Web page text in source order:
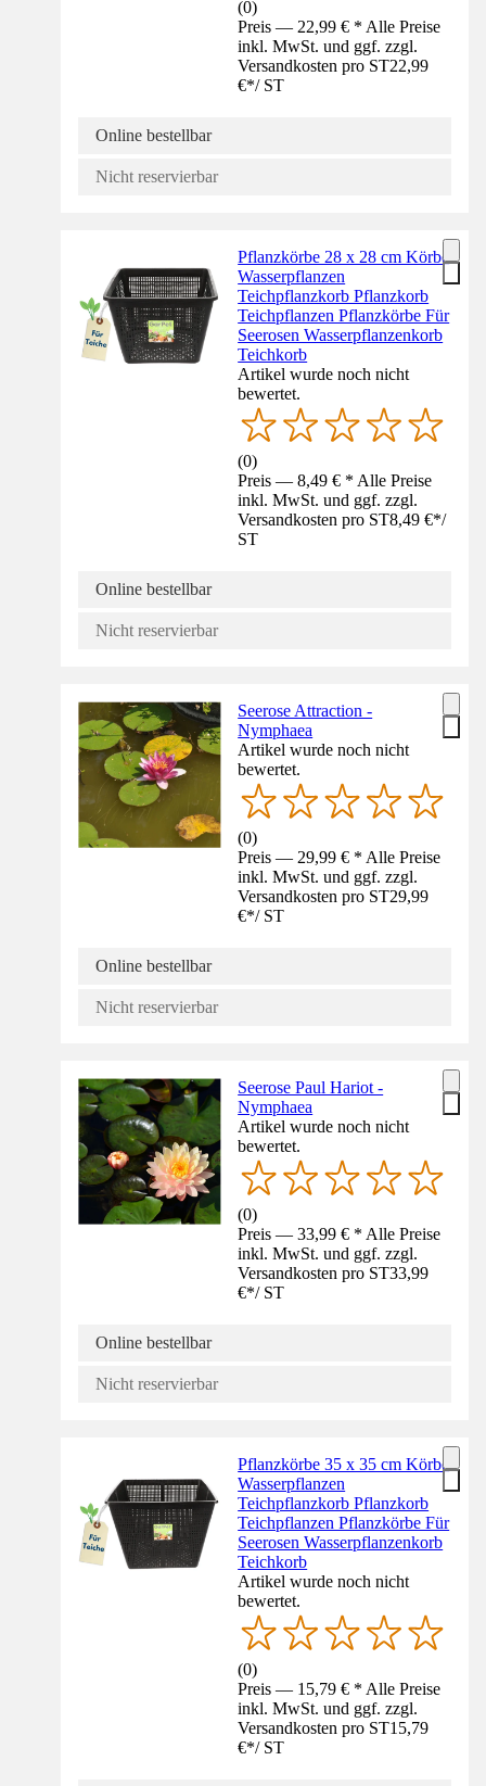
(0)
Preis — 22,99 € * Alle Preise
inkl. MwSt. und ggf. zzgl.
Versandkosten pro ST22,99
€*/ ST
Online bestellbar
Nicht reservierbar
Pflanzkörbe 28 x 28 cm Körbe
Wasserpflanzen
Teichpflanzkorb Pflanzkorb
Teichpflanzen Pflanzkörbe Für
Seerosen Wasserpflanzenkorb
Teichkorb
Artikel wurde noch nicht
bewertet.
(0)
Preis — 8,49 € * Alle Preise
inkl. MwSt. und ggf. zzgl.
Versandkosten pro ST8,49 €*/
ST
Online bestellbar
Nicht reservierbar
Seerose Attraction -
Nymphaea
Artikel wurde noch nicht
bewertet.
(0)
Preis — 29,99 € * Alle Preise
inkl. MwSt. und ggf. zzgl.
Versandkosten pro ST29,99
€*/ ST
Online bestellbar
Nicht reservierbar
Seerose Paul Hariot -
Nymphaea
Artikel wurde noch nicht
bewertet.
(0)
Preis — 33,99 € * Alle Preise
inkl. MwSt. und ggf. zzgl.
Versandkosten pro ST33,99
€*/ ST
Online bestellbar
Nicht reservierbar
Pflanzkörbe 35 x 35 cm Körbe
Wasserpflanzen
Teichpflanzkorb Pflanzkorb
Teichpflanzen Pflanzkörbe Für
Seerosen Wasserpflanzenkorb
Teichkorb
Artikel wurde noch nicht
bewertet.
(0)
Preis — 15,79 € * Alle Preise
inkl. MwSt. und ggf. zzgl.
Versandkosten pro ST15,79
€*/ ST